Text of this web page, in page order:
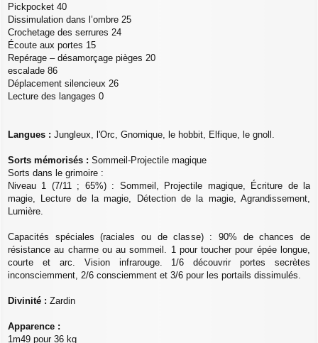
Pickpocket 40
Dissimulation dans l’ombre 25
Crochetage des serrures 24
Écoute aux portes 15
Repérage – désamorçage pièges 20
escalade 86
Déplacement silencieux 26
Lecture des langages 0
Langues : Jungleux, l'Orc, Gnomique, le hobbit, Elfique, le gnoll.
Sorts mémorisés : Sommeil-Projectile magique
Sorts dans le grimoire :
Niveau 1 (7/11 ; 65%) : Sommeil, Projectile magique, Écriture de la
magie, Lecture de la magie, Détection de la magie, Agrandissement,
Lumière.
Capacités spéciales (raciales ou de classe) : 90% de chances de
résistance au charme ou au sommeil. 1 pour toucher pour épée longue,
courte et arc. Vision infrarouge. 1/6 découvrir portes secrètes
inconsciemment, 2/6 consciemment et 3/6 pour les portails dissimulés.
Divinité : Zardin
Apparence :
1m49 pour 36 kg